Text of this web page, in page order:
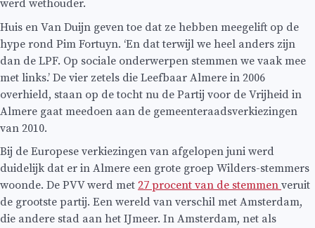
werd wethouder.
Huis en Van Duijn geven toe dat ze hebben meegelift op de
hype rond Pim Fortuyn. ‘En dat terwijl we heel anders zijn
dan de LPF. Op sociale onderwerpen stemmen we vaak mee
met links.’ De vier zetels die Leefbaar Almere in 2006
overhield, staan op de tocht nu de Partij voor de Vrijheid in
Almere gaat meedoen aan de gemeenteraadsverkiezingen
van 2010.
Bij de Europese verkiezingen van afgelopen juni werd
duidelijk dat er in Almere een grote groep Wilders-stemmers
woonde. De PVV werd met 27 procent van de stemmen veruit
de grootste partij. Een wereld van verschil met Amsterdam,
die andere stad aan het IJmeer. In Amsterdam, net als